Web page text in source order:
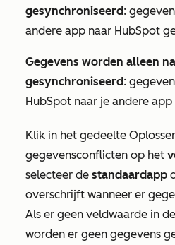
gesynchroniseerd:
andere app naar HubSpot
Gegevens worden alleen
gesynchroniseerd:
HubSpot naar je andere
Klik in het gedeelte
gegevensconflicten op het
selecteer de standaardapp
overschrijft wanneer er
Als er geen veldwaarde in
worden er geen gegevens